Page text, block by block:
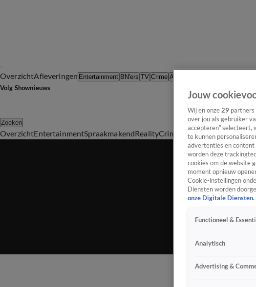
OverzichtAfleveringen Entertainment BN'ers TV Crime Algemeen
Volg Shownieuws
Zoeken
OverzichtEntertainmentSpraakmakendRealityCrime Video'sAfleveringen
Jouw
Wij en onze 29 partners
over jou als gebruiker
accepteren” selecteert,
te kunnen
advertenties en content
worden deze
cookies om de website
moment opnieuw
Cookie-instellingen
Diensten worden
onze Digitale Diensten.
Functioneel &
Analytisch
Advertising &